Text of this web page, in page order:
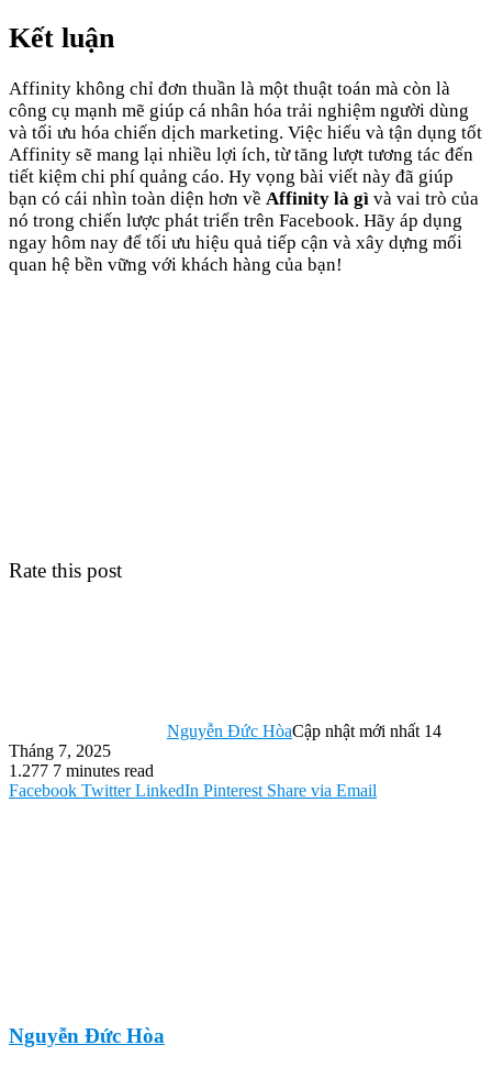
Kết luận
Affinity không chỉ đơn thuần là một thuật toán mà còn là
công cụ mạnh mẽ giúp cá nhân hóa trải nghiệm người dùng
và tối ưu hóa chiến dịch marketing. Việc hiểu và tận dụng tốt
Affinity sẽ mang lại nhiều lợi ích, từ tăng lượt tương tác đến
tiết kiệm chi phí quảng cáo. Hy vọng bài viết này đã giúp
bạn có cái nhìn toàn diện hơn về Affinity là gì và vai trò của
nó trong chiến lược phát triển trên Facebook. Hãy áp dụng
ngay hôm nay để tối ưu hiệu quả tiếp cận và xây dựng mối
quan hệ bền vững với khách hàng của bạn!
Rate this post
Nguyễn Đức HòaCập nhật mới nhất 14
Tháng 7, 2025
1.277 7 minutes read
Facebook Twitter LinkedIn Pinterest Share via Email
Nguyễn Đức Hòa